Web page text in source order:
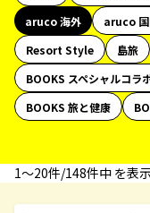
aruco 海外
aruco 国
Resort Style
島旅
BOOKS スペシャルコラ
BOOKS 旅と健康
1〜20件/148件中 を表